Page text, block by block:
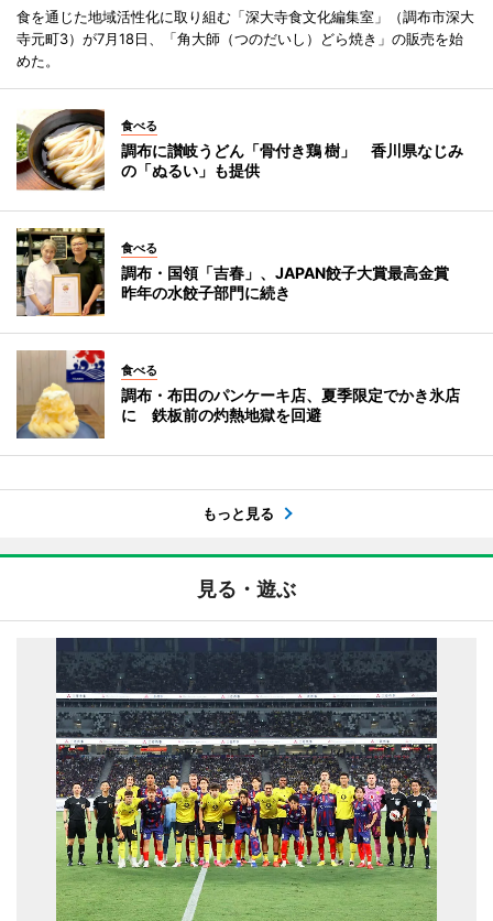
食を通じた地域活性化に取り組む「深大寺食文化編集室」（調布市深大
寺元町3）が7月18日、「角大師（つのだいし）どら焼き」の販売を始
めた。
食べる
調布に讃岐うどん「骨付き鶏 樹」 香川県なじみ
の「ぬるい」も提供
食べる
調布・国領「吉春」、JAPAN餃子大賞最高金賞
昨年の水餃子部門に続き
食べる
調布・布田のパンケーキ店、夏季限定でかき氷店
に 鉄板前の灼熱地獄を回避
もっと見る
見る・遊ぶ